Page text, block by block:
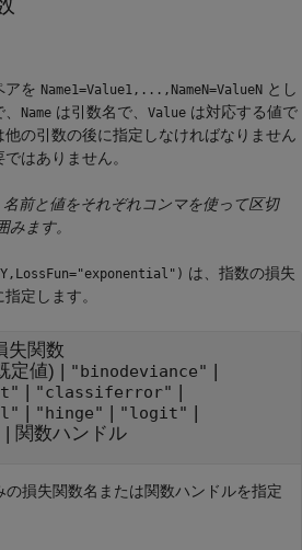
アを Name1=Value1,...,NameN=ValueN とし
Name は引数名で、 Value は対応する値で
の引数の後に指定しなければなりません
はありません。
前と値をそれぞれコンマを使って区切
みます。
は、指数の損失
定します。
失関数
定値) | "binodeviance" |
| "classiferror" |
| "hinge" | "logit" |
| 関数ハンドル
の損失関数名または関数ハンドルを指定